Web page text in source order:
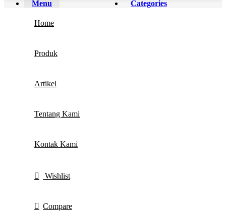
Menu Categories
Home
Produk
Artikel
Tentang Kami
Kontak Kami
Wishlist
Compare